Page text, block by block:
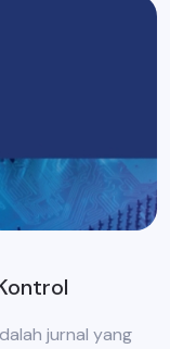
jurnal yang